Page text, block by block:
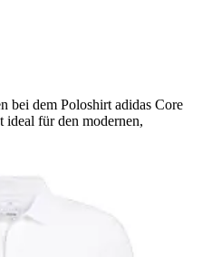
bei dem Poloshirt adidas Core
ideal für den modernen,